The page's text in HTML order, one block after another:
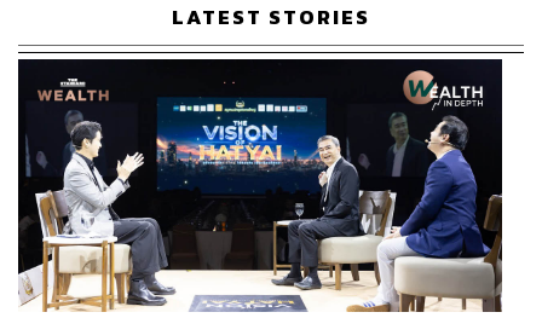
LATEST STORIES